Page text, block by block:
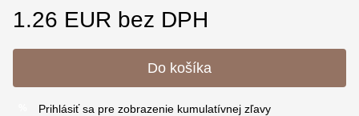
1.26 EUR bez DPH
Do košíka
Prihlásiť sa pre zobrazenie kumulatívnej zľavy